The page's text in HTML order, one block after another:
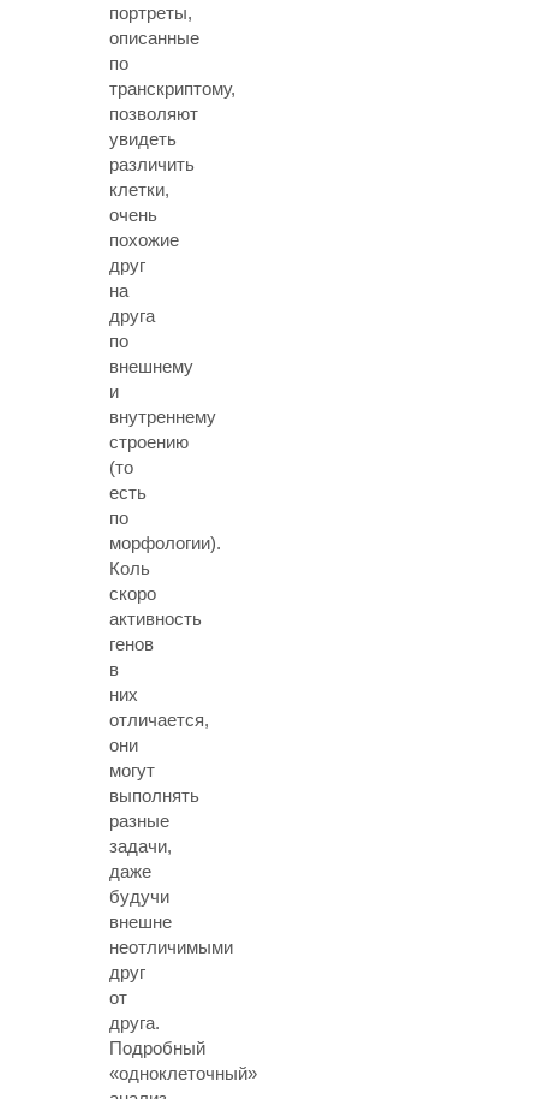
портреты,
описанные
по
транскриптому,
позволяют
увидеть
различить
клетки,
очень
похожие
друг
на
друга
по
внешнему
и
внутреннему
строению
(то
есть
по
морфологии).
Коль
скоро
активность
генов
в
них
отличается,
они
могут
выполнять
разные
задачи,
даже
будучи
внешне
неотличимыми
друг
от
друга.
Подробный
«одноклеточный»